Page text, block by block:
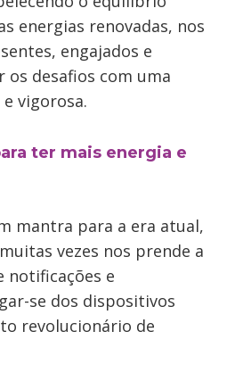
energias renovadas, nos
engajados e
os desafios com uma
vigorosa.
ter mais energia e
mantra para a era atual,
vezes nos prende a
notificações e
se dos dispositivos
revolucionário de